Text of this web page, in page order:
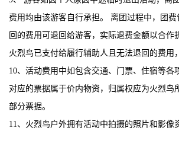
费用均由该游客自行承担。 离团过程中，团
回的费用可退回给游客，实际退费金额以合作
火烈鸟已支付给履行辅助人且无法退回的费用
10、活动费用中如包含交通、门票、住宿等各
对应的票据属于价内物资，归属权应为火烈鸟
部分票据。
11、火烈鸟户外拥有活动中拍摄的照片和影像